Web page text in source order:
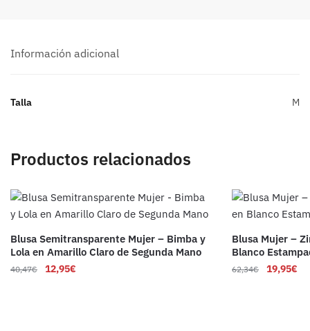
Información adicional
Talla M
Productos relacionados
Blusa Semitransparente Mujer – Bimba y
Lola en Amarillo Claro de Segunda Mano
40,47€ 12,95€
Blusa Mujer –
Blanco
62,34€ 19,95€